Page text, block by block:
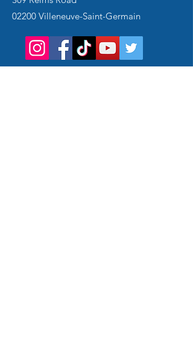
02200 Villeneuve-Saint-Germain